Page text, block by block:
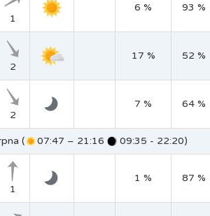
1
6 % 93 %
2
17 % 52 %
2
7 % 64 %
( 07:47 – 21:16 09:35 - 22:20)
1
1 % 87 %